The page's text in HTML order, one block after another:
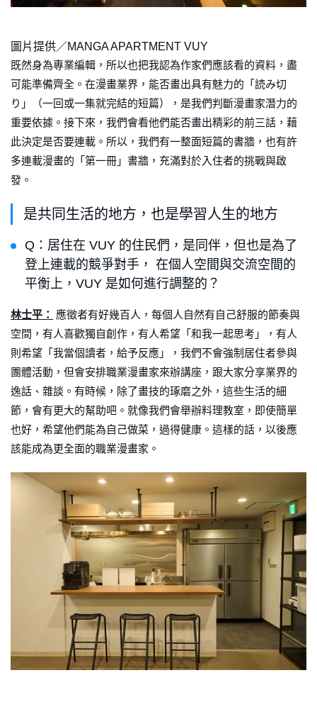
圖片提供／MANGA APARTMENT VUY
既然身為專業編輯，所以也把我認為作家們應該看的資料，盡
可能準備齊全。在漫畫業界，能否畫出具有魅力的「読み切
り」（一回或一集就完結的短篇），是我們判斷漫畫家潛力的
重要依據。接下來，我們會看他們能否畫出精彩的前三話，藉
此決定是否要連載。所以，我們有一整面短篇的書牆，也有許
多連載漫畫的「第一冊」書牆，充滿對於入住者的挑戰與啟
發。
是共同生活的地方，也是學習人生的地方
Q：居住在 VUY 的住民們，是同伴，但也是為了
登上連載的競爭對手， 在個人空間與交流空間的
平衡上，VUY 是如何進行調整的？
林士平： 應徵者有好幾百人，每個人自然有自己舒服的節奏與
空間，有人喜歡獨自創作，有人希望「和我一起思考」，有人
則希望「我當個讀者，給予反應」，我們不會強制居住者參與
團體活動，但會安排職業漫畫家來辦講座，跟大家分享業界的
逸話、雜談。有時候，除了畫技的琢磨之外，這些生活的細
節，會有更大的幫助吧。就像我們會舉辦料理教室，即使簡單
也好，希望他們能為自己做菜，過得健康。這樣的話，以後應
該能成為更全面的職業漫畫家。